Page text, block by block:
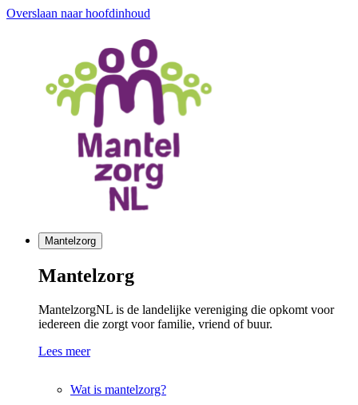
Overslaan naar hoofdinhoud
Mantelzorg
Mantelzorg
MantelzorgNL is de landelijke vereniging die opkomt voor
iedereen die zorgt voor familie, vriend of buur.
Lees meer
Wat is mantelzorg?